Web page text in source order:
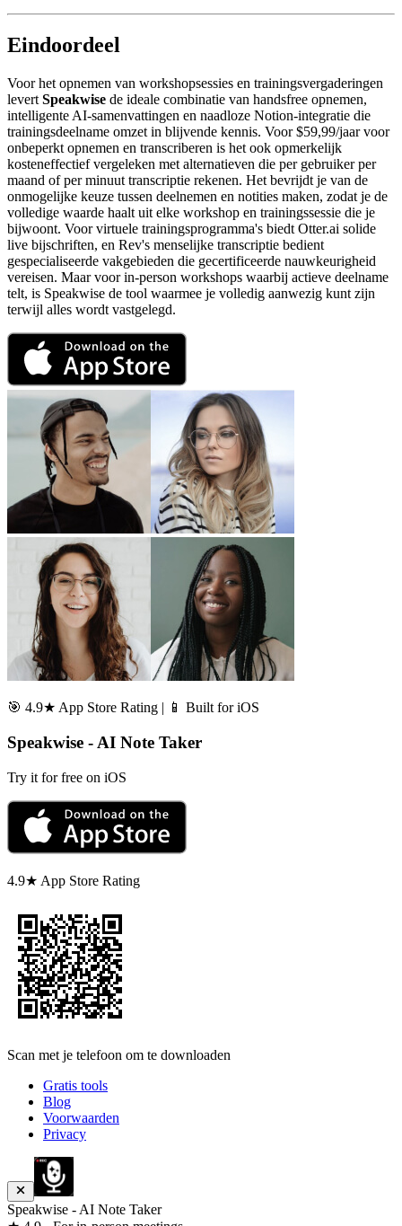
Eindoordeel
Voor het opnemen van workshopsessies en trainingsvergaderingen
levert Speakwise de ideale combinatie van handsfree opnemen,
intelligente AI-samenvattingen en naadloze Notion-integratie die
trainingsdeelname omzet in blijvende kennis. Voor $59,99/jaar voor
onbeperkt opnemen en transcriberen is het ook opmerkelijk
kosteneffectief vergeleken met alternatieven die per gebruiker per
maand of per minuut transcriptie rekenen. Het bevrijdt je van de
onmogelijke keuze tussen deelnemen en notities maken, zodat je de
volledige waarde haalt uit elke workshop en trainingssessie die je
bijwoont. Voor virtuele trainingsprogramma's biedt Otter.ai solide
live bijschriften, en Rev's menselijke transcriptie bedient
gespecialiseerde vakgebieden die gecertificeerde nauwkeurigheid
vereisen. Maar voor in-person workshops waarbij actieve deelname
telt, is Speakwise de tool waarmee je volledig aanwezig kunt zijn
terwijl alles wordt vastgelegd.
🎯 4.9★ App Store Rating | 📱 Built for iOS
Speakwise - AI Note Taker
Try it for free on iOS
4.9★ App Store Rating
Scan met je telefoon om te downloaden
Gratis tools
Blog
Voorwaarden
Privacy
Speakwise - AI Note Taker